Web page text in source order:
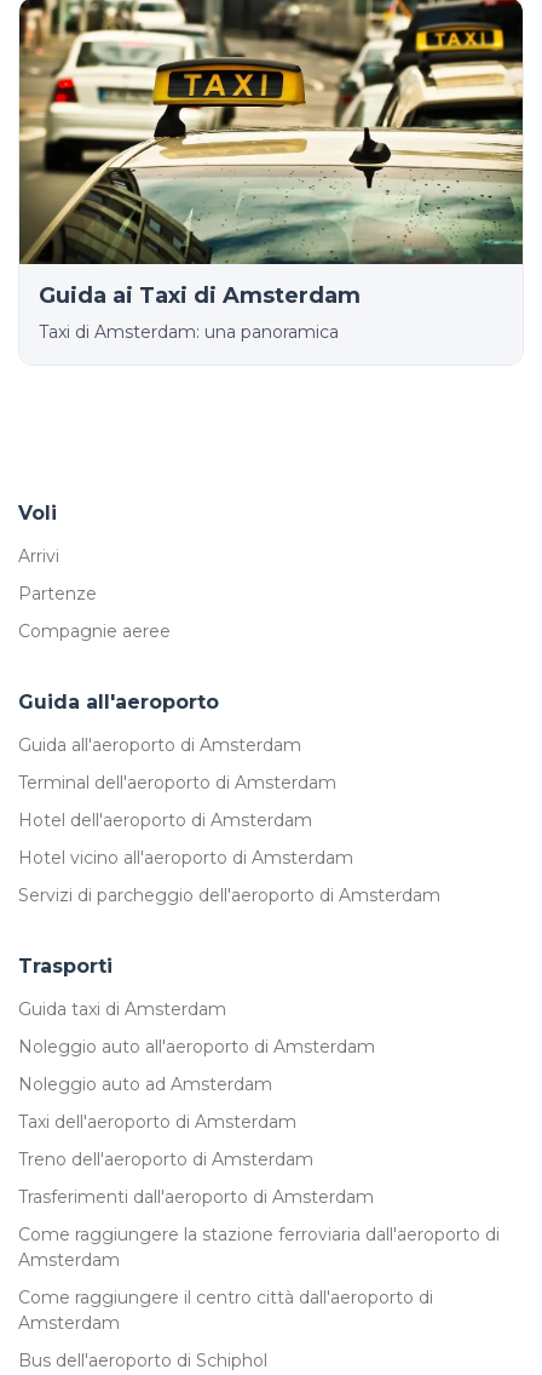
Guida ai Taxi di Amsterdam
Taxi di Amsterdam: una panoramica
Voli
Arrivi
Partenze
Compagnie aeree
Guida all'aeroporto
Guida all'aeroporto di Amsterdam
Terminal dell'aeroporto di Amsterdam
Hotel dell'aeroporto di Amsterdam
Hotel vicino all'aeroporto di Amsterdam
Servizi di parcheggio dell'aeroporto di Amsterdam
Trasporti
Guida taxi di Amsterdam
Noleggio auto all'aeroporto di Amsterdam
Noleggio auto ad Amsterdam
Taxi dell'aeroporto di Amsterdam
Treno dell'aeroporto di Amsterdam
Trasferimenti dall'aeroporto di Amsterdam
Come raggiungere la stazione ferroviaria dall'aeroporto di
Amsterdam
Come raggiungere il centro città dall'aeroporto di
Amsterdam
Bus dell'aeroporto di Schiphol